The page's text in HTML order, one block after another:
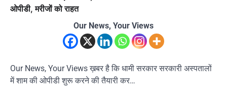
ओपीडी, मरीजों को राहत
Our News, Your Views
Our News, Your Views ख़बर है कि धामी सरकार सरकारी अस्पतालों
में शाम की ओपीडी शुरू करने की तैयारी कर…